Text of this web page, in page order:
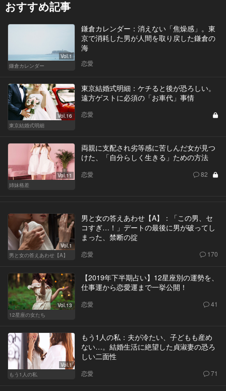
おすすめ記事
Vol.1
鎌倉カレンダー
鎌倉カレンダー：消えない「焦燥感」。東
京で消耗した男が人間を取り戻した鎌倉の
海
恋愛
Vol.16
東京結婚式明細
東京結婚式明細：ケチると後が恐ろしい。
遠方ゲストに必須の「お車代」事情
恋愛
Vol.11
姉妹格差
両親に支配され劣等感に苦しんだ女が見つ
けた、「自分らしく生きる」ための方法
恋愛 82
Vol.1
男と女の答えあわせ【A】
男と女の答えあわせ【A】：「この男、セ
コすぎ…！」デートの最後に男が破ってし
まった、禁断の掟
恋愛 170
Vol.13
12星座の女たち
【2019年下半期占い】12星座別の運勢を、
仕事運から恋愛運まで一挙公開！
恋愛 41
Vol.1
もう1人の私
もう1人の私：夫が冷たい、子どもも産め
ない…。結婚生活に絶望した貞淑妻の恐ろ
しい二面性
恋愛 71